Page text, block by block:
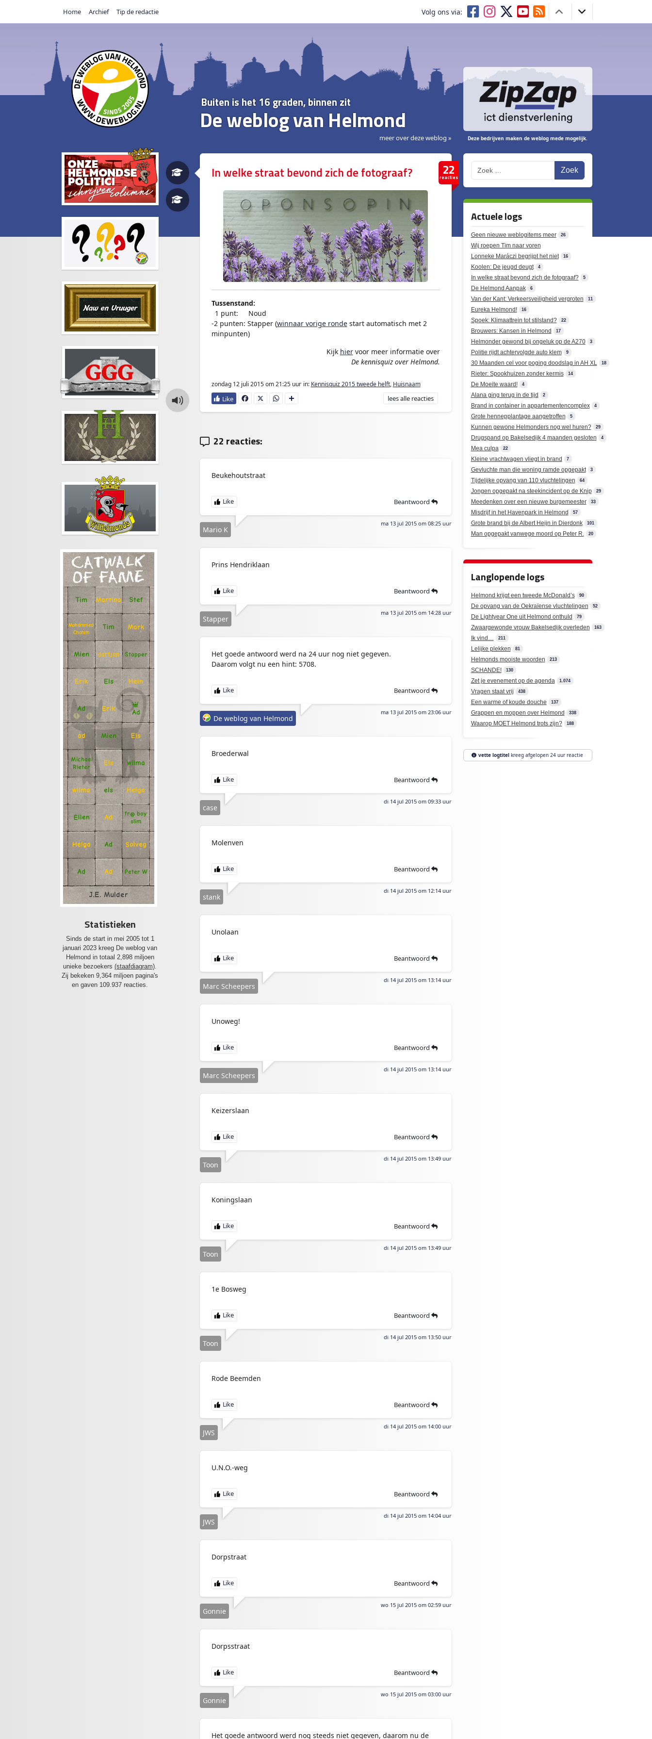
Home Archief Tip de redactie Volg ons via:
Buiten is het 16 graden, binnen zit
De weblog van Helmond
meer over deze weblog » Deze bedrijven maken de weblog mede mogelijk.
CATWALK
OF FAME
Tim Martina Stef
Mohammed
Chahim
Tim Mark
Mien dartjan Stapper
Erik Els Hein
Ad Erik
Ad
ad Mien Els
Michael
Rieter
Els wilma
wilma els Helga
Ellen Ad fr@ boy
slim
Helga Ad Solveg
Ad Ad Peter W
J.E. Mulder
Statistieken
Sinds de start in mei 2005 tot 1
januari 2023 kreeg De weblog van
Helmond in totaal 2,898 miljoen
unieke bezoekers (staafdiagram)
Zij bekeken 9,364 miljoen pagina's
en gaven 109.937 reacties.
22
reacties
In welke straat bevond zich de fotograaf?
Tussenstand:
1 punt:
Noud
-2 punten: Stapper (winnaar vorige rondestart automatisch met 2
minpunten)
Kijk hiervoor meer informatie over
De kennisquiz over Helmond.
zondag 12 juli 2015om 21:25 uur in: Kennisquiz 2015 tweede helft, Huisnaam
Fa
ce
X
W
ha
D
e
leesalle reacties
22 reacties:
Beukehoutstraat
Beantwoord
ma 13 jul 2015 om 08:25 uur
Mario K
Prins Hendriklaan
Beantwoord
ma 13 jul 2015 om 14:28 uur
Stapper
Het goede antwoord werd na 24 uur nog niet gegeven.
Daarom volgt nu een hint: 5708.
Beantwoord
ma 13 jul 2015 om 23:06 uur
De weblog van Helmond
Broederwal
Beantwoord
di 14 jul 2015 om 09:33 uur
case
Molenven
Beantwoord
di 14 jul 2015 om 12:14 uur
stank
Unolaan
Beantwoord
di 14 jul 2015 om 13:14 uur
Marc Scheepers
Unoweg!
Beantwoord
di 14 jul 2015 om 13:14 uur
Marc Scheepers
Keizerslaan
Beantwoord
di 14 jul 2015 om 13:49 uur
Toon
Koningslaan
Beantwoord
di 14 jul 2015 om 13:49 uur
Toon
1e Bosweg
Beantwoord
di 14 jul 2015 om 13:50 uur
Toon
Rode Beemden
Beantwoord
di 14 jul 2015 om 14:00 uur
JWS
U.N.O.-weg
Beantwoord
di 14 jul 2015 om 14:04 uur
JWS
Dorpstraat
Beantwoord
wo 15 jul 2015 om 02:59 uur
Gonnie
Dorpsstraat
Beantwoord
wo 15 jul 2015 om 03:00 uur
Gonnie
Het goede antwoord werd nog steeds niet gegeven, daarom nu de
Actuele logs
Geen nieuwe weblogitems meer 26
Wij roepen Tim naar voren
Lonneke Maráczi begrijpt het niet
16
Koolen: De jeugd deugt 4
In welke straat bevond zich de fotograaf? 5
De Helmond Aanpak 6
Van der Kant: Verkeersveiligheid vergroten 11
Eureka Helmond! 16
Spoek: Klimaattrein tot stilstand? 22
Brouwers: Kansen in Helmond 17
Helmonder gewond bij ongeluk op de A270 3
Politie rijdt achtervolgde auto klem 9
30 Maanden cel voor poging doodslag in AH XL 18
Rieter: Spookhuizen zonder kermis 14
De Moeite waard! 4
Alana ging terug in de tijd 2
Brand in container in appartementencomplex 4
Grote hennepplantage aangetroffen 5
Kunnen gewone Helmonders nog wel huren? 29
Drugspand op Bakelsedijk 4 maanden gesloten 4
Mea culpa 22
Kleine vrachtwagen vliegt in brand 7
Gevluchte man die woning ramde opgepakt 3
Tijdelijke opvang van 110 vluchtelingen 64
Jongen opgepakt na steekincident op de Knip 29
Meedenken over een nieuwe burgemeester 33
Misdrijf in het Havenpark in Helmond 57
Grote brand bij de Albert Heijn in Dierdonk 101
Man opgepakt vanwege moord op Peter R. 20
Langlopende logs
Helmond krijgt een tweede McDonald’s 90
De opvang van de Oekraïense vluchtelingen 52
De Lightyear One uit Helmond onthuld 79
Zwaargewonde vrouw Bakelsedijk overleden 163
Ik vind… 211
Lelijke plekken 81
Helmonds mooiste woorden 213
SCHANDE! 130
Zet je evenement op de agenda 1.074
Vragen staat vrij 438
Een warme of koude douche 137
Grappen en moppen over Helmond 338
Waarop MOET Helmond trots zijn? 188
vette logtitelkreeg afgelopen 24 uur reactie